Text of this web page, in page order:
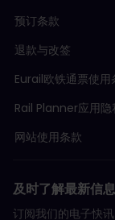
预订条款
退款与改签
Eurail欧铁通票使用
Rail Planner应用隐
网站使用条款
及时了解最新信息
订阅我们的电子快